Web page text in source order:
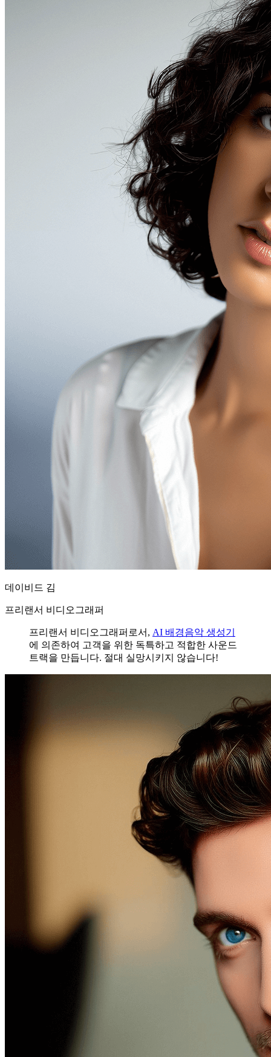
데이비드 김
프리랜서 비디오그래퍼
프리랜서 비디오그래퍼로서, AI 배경음악 생성기
에 의존하여 고객을 위한 독특하고 적합한 사운드
트랙을 만듭니다. 절대 실망시키지 않습니다!